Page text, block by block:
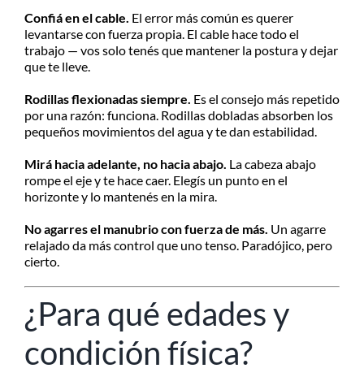
Confiá en el cable. El error más común es querer
levantarse con fuerza propia. El cable hace todo el
trabajo — vos solo tenés que mantener la postura y dejar
que te lleve.
Rodillas flexionadas siempre. Es el consejo más repetido
por una razón: funciona. Rodillas dobladas absorben los
pequeños movimientos del agua y te dan estabilidad.
Mirá hacia adelante, no hacia abajo. La cabeza abajo
rompe el eje y te hace caer. Elegís un punto en el
horizonte y lo mantenés en la mira.
No agarres el manubrio con fuerza de más. Un agarre
relajado da más control que uno tenso. Paradójico, pero
cierto.
¿Para qué edades y
condición física?